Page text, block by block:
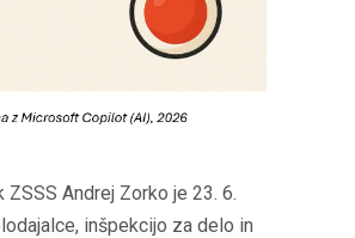
ZSSS Andrej Zorko je 23. 6.
inšpekcijo za delo in